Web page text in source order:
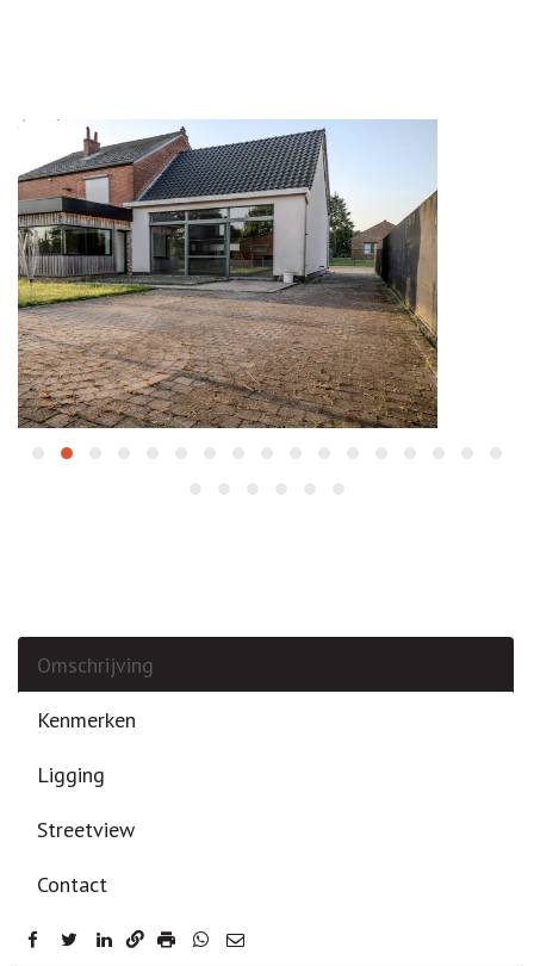
Omschrijving
Kenmerken
Ligging
Streetview
Contact
facebook
twitterlinkedin